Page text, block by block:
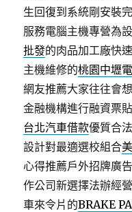
生回復到系統剛安裝
服務電腦主機專營為
批發的肉品加工廠快
主機維修的桃園中壢
網友推薦大家往往會
金融機構進行融資票
台北汽車借款優質合
設計對最適選校組合
心得推薦戶外招牌廣
作公司新選擇法辦經
車來令片的BRAKE